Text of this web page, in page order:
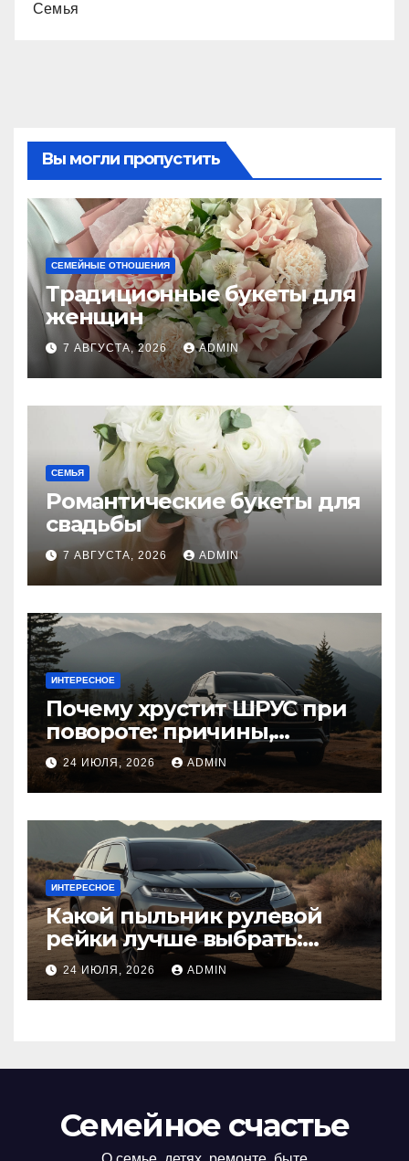
Семья
Вы могли пропустить
СЕМЕЙНЫЕ ОТНОШЕНИЯ
Традиционные букеты для
женщин
7 АВГУСТА, 2026 ADMIN
СЕМЬЯ
Романтические букеты для
свадьбы
7 АВГУСТА, 2026 ADMIN
ИНТЕРЕСНОЕ
Почему хрустит ШРУС при
повороте: причины,
диагностика
24 ИЮЛЯ, 2026 ADMIN
ИНТЕРЕСНОЕ
Какой пыльник рулевой
рейки лучше выбрать:
оригинальный или аналог,
резина или полиуретан
24 ИЮЛЯ, 2026 ADMIN
Семейное счастье